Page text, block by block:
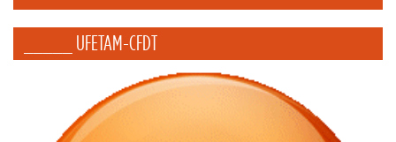
_____ UFETAM-CFDT